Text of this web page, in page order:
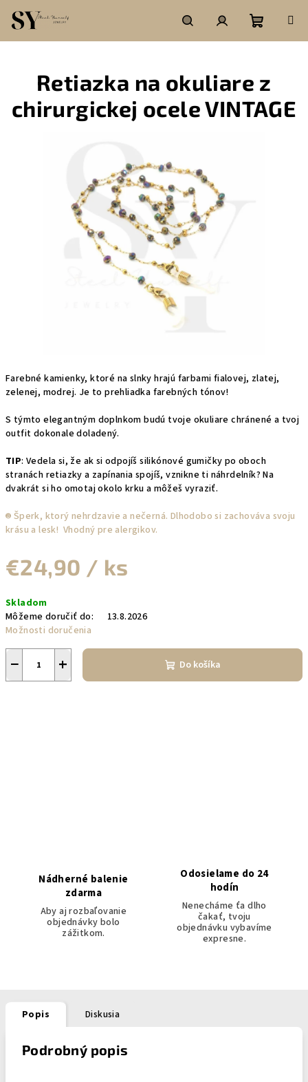
obsah
HľadaťPrihlásenie
košík
Farebné kamienky, ktoré na slnky hrajú farbami fialovej, zlatej,
zelenej, modrej. Je to prehliadka farebných tónov!
S týmto elegantným doplnkom budú tvoje okuliare chránené a tvoj
outfit dokonale doladený.
TIP: Vedela si, že ak si odpojíš silikónové gumičky po oboch
stranách retiazky a zapínania spojíš, vznikne ti náhrdelník? Na
dvakrát si ho omotaj okolo krku a môžeš vyraziť.
☻︎ Šperk, ktorý nehrdzavie a nečerná. Dlhodobo si zachováva svoju
krásu a lesk! Vhodný pre alergikov.
€24,90 / ks
cena:
Skladom
Môžeme doručiť do:
13.8.2026
Možnosti doručenia
+
− Do košíka
Retiazka na okuliare z
chirurgickej ocele VINTAGE
Nádherné balenie
zdarma
Aby aj rozbaľovanie
objednávky bolo
zážitkom.
Odosielame do 24
hodín
Nenecháme ťa dlho
čakať, tvoju
objednávku vybavíme
expresne.
Popis Diskusia
Podrobný popis